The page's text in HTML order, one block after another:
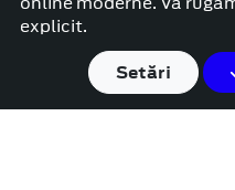
platformă
explicit.
Setări